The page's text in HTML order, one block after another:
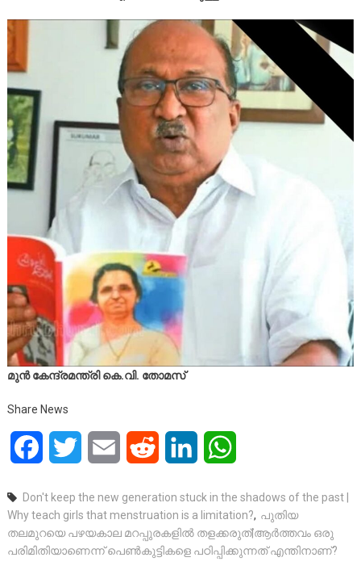
മുൻ കേന്ദ്രമന്ത്രി കെ.വി. തോമസ്
Share News
FacebookTwitter Email Reddit LinkedIn
Don't keep the new generation stuck in the shadows of the past |
Why teach girls that menstruation is a limitation?, പുതിയ
തലമുറയെ പഴയകാല മറപ്പുരകളിൽ തളക്കരുത്|ആർത്തവം ഒരു
പരിമിതിയാണെന്ന് പെൺകുട്ടികളെ പഠിപ്പിക്കുന്നത് എന്തിനാണ്?